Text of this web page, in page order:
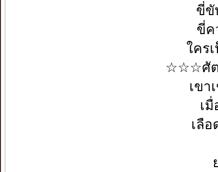
ขี่ขั
ขี่ค
ใคร
☆☆☆ศัต
เขา
เ
เลือ